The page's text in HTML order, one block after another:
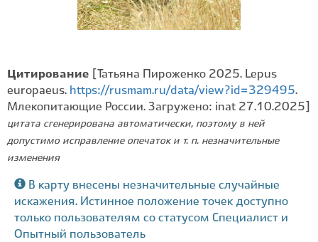
Цитирование
[Татьяна Пироженко 2025. Lepus
europaeus. https://rusmam.ru/data/view?id=329495.
Млекопитающие России. Загружено: inat 27.10.2025]
цитата сгенерирована автоматически, поэтому в ней
допустимо исправление опечаток и т. п. незначительные
изменения
В карту внесены незначительные случайные
искажения. Истинное положение точек доступно
только пользователям со статусом Специалист и
Опытный пользователь